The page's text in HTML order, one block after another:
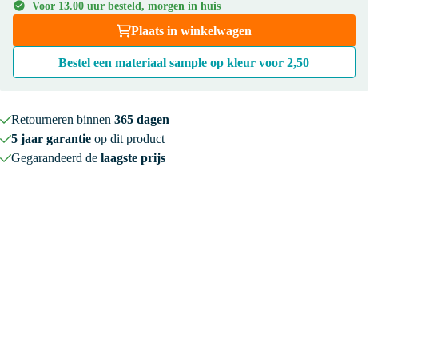
Voor 13.00 uur besteld, morgen in huis
Plaats in winkelwagen
Bestel een materiaal sample op kleur voor2,50
Retourneren binnen 365 dagen
5 jaar garantieop dit product
Gegarandeerd de laagste prijs